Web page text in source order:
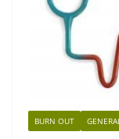
BURN OUT GENERAL